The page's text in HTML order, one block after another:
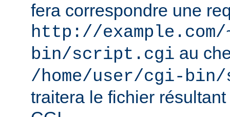
fera correspondre une
http://
bin/script.cgi au
/home/user/cgi-
traitera le fichier